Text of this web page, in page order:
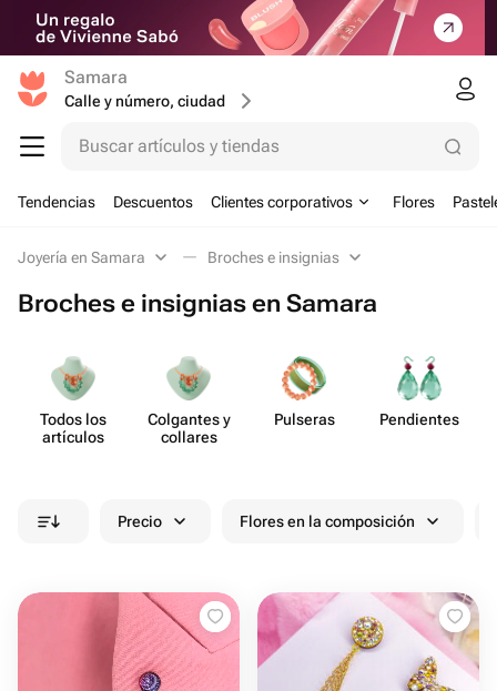
Samara
Calle y número, ciudad
Buscar artículos y tiendas
Tendencias Descuentos Clientes corporativos Flores
Joyería en Samara Broches e insignias
Broches e insignias en Samara
Todos los
artículos
Colgantes y
collares
Pulseras Pend​ientes
Precio Flores en la composición